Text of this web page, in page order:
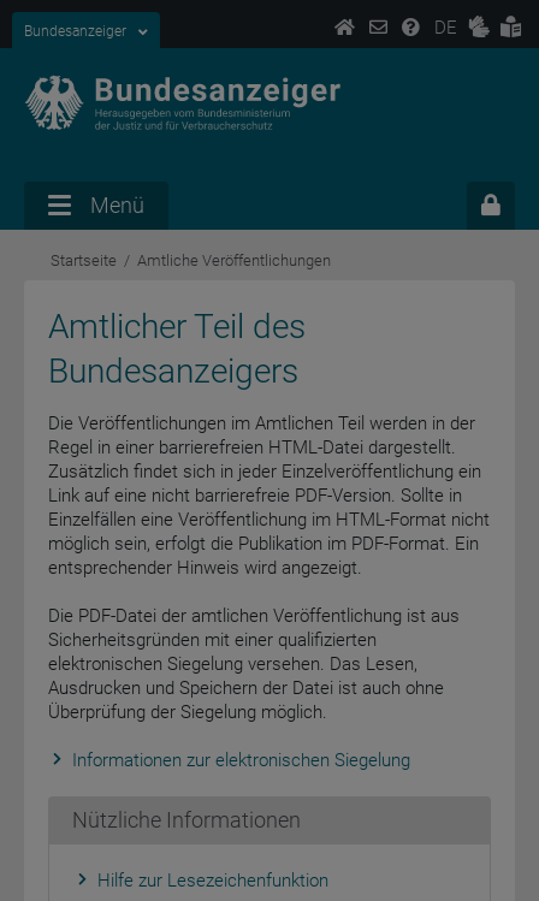
Bundesanzeiger DE
Menü
Startseite Amtliche Veröffentlichungen
Amtlicher Teil des
Bundesanzeigers
Die Veröffentlichungen im Amtlichen Teil werden in der
Regel in einer barrierefreien HTML-Datei dargestellt.
Zusätzlich findet sich in jeder Einzelveröffentlichung ein
Link auf eine nicht barrierefreie PDF-Version. Sollte in
Einzelfällen eine Veröffentlichung im HTML-Format nicht
möglich sein, erfolgt die Publikation im PDF-Format. Ein
entsprechender Hinweis wird angezeigt.
Die PDF-Datei der amtlichen Veröffentlichung ist aus
Sicherheitsgründen mit einer qualifizierten
elektronischen Siegelung versehen. Das Lesen,
Ausdrucken und Speichern der Datei ist auch ohne
Überprüfung der Siegelung möglich.
Informationen zur elektronischen Siegelung
Nützliche Informationen
Hilfe zur Lesezeichenfunktion